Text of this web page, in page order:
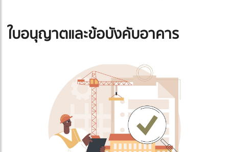
ใบอนุญาตและข้อบังคับอาคาร